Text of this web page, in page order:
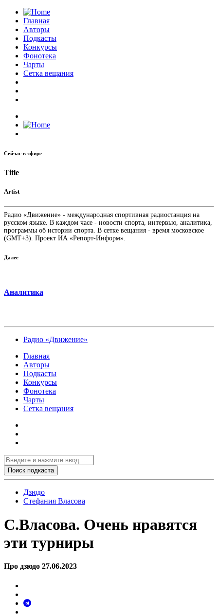
Главная
Авторы
Подкасты
Конкурсы
Фонотека
Чарты
Сетка вещания
Сейчас в эфире
Title
Artist
Радио «Движение» - международная спортивная радиостанция на
русском языке. В каждом часе - новости спорта, интервью, аналитика,
программы об истории спорта. В сетке вещания - время московское
(GMT+3). Проект ИА «Репорт-Информ».
Далее
Аналитика
Радио «Движение»
Главная
Авторы
Подкасты
Конкурсы
Фонотека
Чарты
Сетка вещания
Дзюдо
Стефания Власова
С.Власова. Очень нравятся
эти турниры
Про дзюдо 27.06.2023